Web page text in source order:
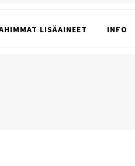
LISÄAINEET INFO